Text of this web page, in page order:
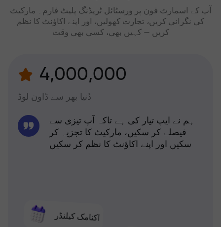
آپ کے اسمارٹ فون پر ورسٹائل ٹریڈنگ پلیٹ فارم۔ مارکیٹ
کی نگرانی کریں، تجارت کھولیں، اور اپنے اکاؤنٹ کا نظم
کریں — کہیں بھی، کسی بھی وقت
4,000,000
دُنیا بھر سے ڈاون لوڈ
اکنامک کیلنڈر
ہم نے ایپ تیار کی ہے تاکہ آپ تیزی سے
فیصلے کر سکیں، مارکیٹ کا تجزیہ کر
سکیں اور اپنے اکاؤنٹ کا نظم کر سکیں